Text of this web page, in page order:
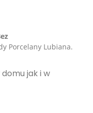
Porcelany Lubiana.
jak i w